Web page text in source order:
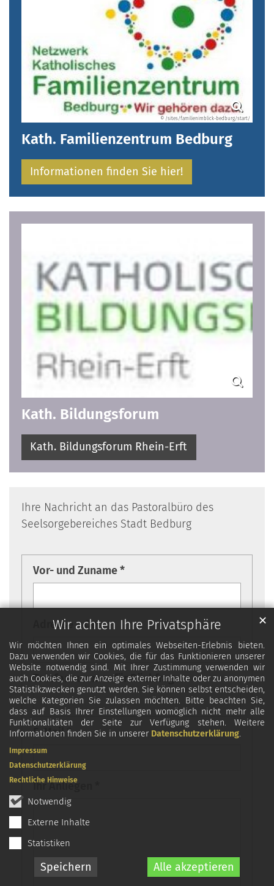
Wir achten Ihre Privatsphäre
Wir möchten Ihnen ein optimales Webseiten-Erlebnis bieten.
Dazu verwenden wir Cookies, die für das Funktionieren unserer
Website notwendig sind. Mit Ihrer Zustimmung verwenden wir
auch Cookies, die zur Anzeige externer Inhalte oder zu anonymen
Statistikzwecken genutzt werden. Sie können selbst entscheiden,
welche Kategorien Sie zulassen möchten. Bitte beachten Sie,
dass auf Basis Ihrer Einstellungen womöglich nicht mehr alle
Funktionalitäten der Seite zur Verfügung stehen. Weitere
Informationen finden Sie in unserer Datenschutzerklärung.
Notwendig
Externe Inhalte
Statistiken
Speichern Alle akzeptieren
✕
Impressum
Datenschutzerklärung
Rechtliche Hinweise
© /sites/familienimblick-bedburg/start/
Kath. Familienzentrum Bedburg
Informationen finden Sie hier!
Kath. Bildungsforum
Kath. Bildungsforum Rhein-Erft
Ihre Nachricht an das Pastoralbüro des
Seelsorgebereiches Stadt Bedburg
Vor- und Zuname *
Adresse + Ort
Telefonnummer für Rückfragen
E-Mail *
Ihr Anliegen *